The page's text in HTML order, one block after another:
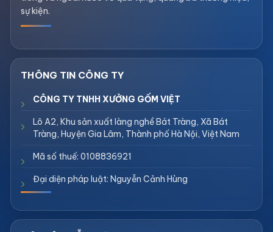
sự kiện.
CÔNG TY TNHH XƯỞNG GỐM VIỆT
Lô A2, Khu sản xuất làng nghề Bát Tràng, Xã Bát
Tràng, Huyện Gia Lâm, Thành phố Hà Nội, Việt Nam
Mã số thuế: 0108836921
Đại diện pháp luật: Nguyễn Cảnh Hùng